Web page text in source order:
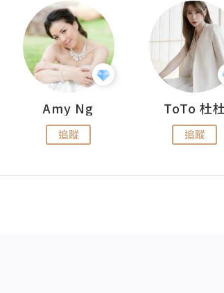
Amy Ng
追蹤
ToTo 杜杜
追蹤